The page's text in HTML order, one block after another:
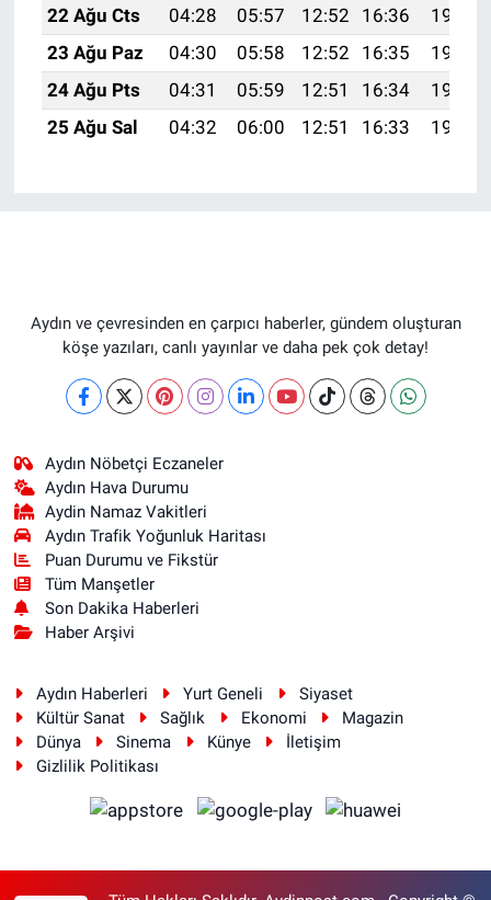
22 Ağu Cts
04:28 05:57 12:52 16:36
19:37
23 Ağu Paz
04:30 05:58 12:52 16:35
19:35
24 Ağu Pts
04:31 05:59 12:51 16:34
19:34
25 Ağu Sal
04:32 06:00 12:51 16:33 19:32
Aydın ve çevresinden en çarpıcı haberler, gündem oluşturan
köşe yazıları, canlı yayınlar ve daha pek çok detay!
Aydın Nöbetçi Eczaneler
Aydın Hava Durumu
Aydin Namaz Vakitleri
Aydın Trafik Yoğunluk Haritası
Puan Durumu ve Fikstür
Tüm Manşetler
Son Dakika Haberleri
Haber Arşivi
Aydın Haberleri Yurt Geneli
Siyaset
Kültür Sanat
Sağlık Ekonomi
Magazin
Dünya
Sinema Künye
İletişim
Gizlilik Politikası